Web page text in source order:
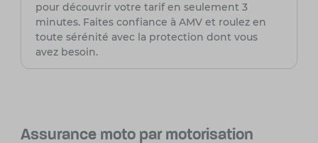
pour découvrir votre tarif en seulement 3
minutes. Faites confiance à AMV et roulez en
toute sérénité avec la protection dont vous
avez besoin.
Assurance moto par motorisation